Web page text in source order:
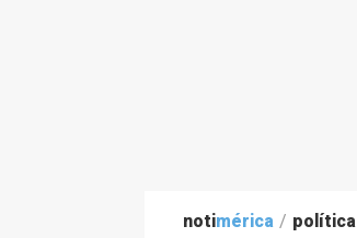
notimérica / política